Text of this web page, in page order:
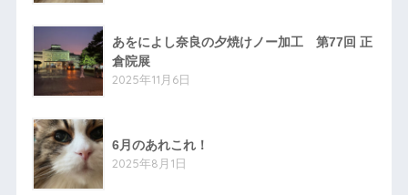
あをによし奈良の夕焼けノー加工 第77回 正
倉院展
2025年11月6日
6月のあれこれ！
2025年8月1日